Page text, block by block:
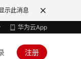
示此消息
华为云App
注册